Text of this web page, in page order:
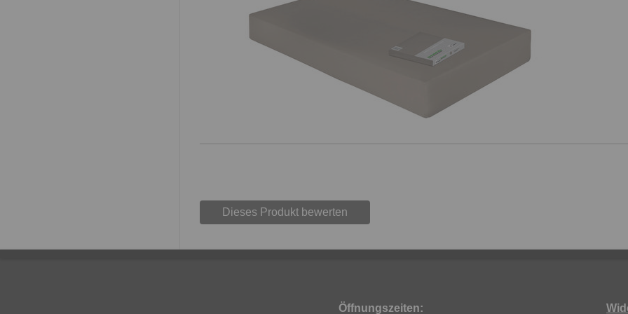
Dieses Produkt bewerten
Öffnungszeiten: